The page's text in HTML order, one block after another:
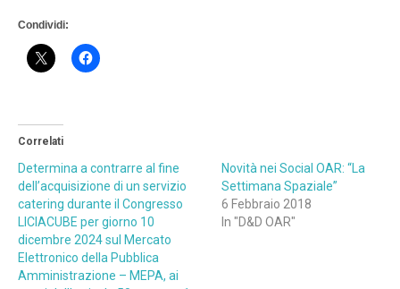
Condividi:
Correlati
Determina a contrarre al fine
dell’acquisizione di un servizio
catering durante il Congresso
LICIACUBE per giorno 10
dicembre 2024 sul Mercato
Elettronico della Pubblica
Amministrazione – MEPA, ai
Novità nei Social OAR: “La
Settimana Spaziale”
6 Febbraio 2018
In "D&D OAR"